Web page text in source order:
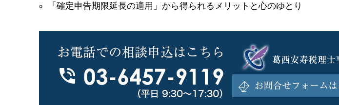
「確定申告期限延長の適用」から得られるメリットと心のゆとり